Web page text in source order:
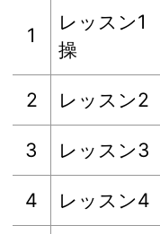
1
レッスン1
操
2 レッスン2
3 レッスン
4 レッスン4